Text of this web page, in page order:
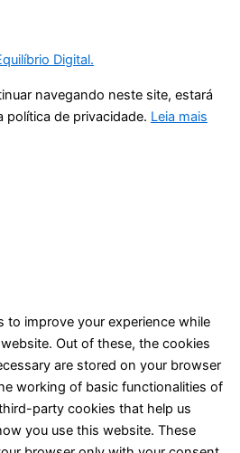
Digital.
navegando neste site, estará
de privacidade. Leia mais
to improve your experience while
Out of these, the cookies
are stored on your browser
working of basic functionalities of
party cookies that help us
you use this website. These